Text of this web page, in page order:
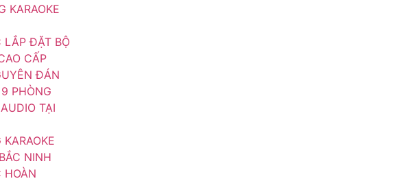
KARAOKE
LẮP ĐẶT BỘ
CẤP
ĐÁN
PHÒNG
TẠI
NINH
HOÀN